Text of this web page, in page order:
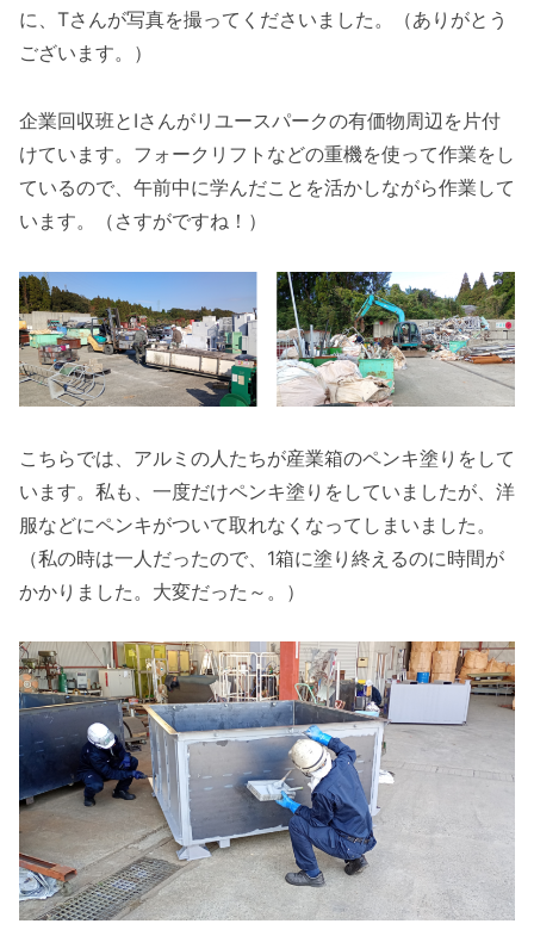
に、Tさんが写真を撮ってくださいました。（ありがとう
ございます。）
企業回収班とIさんがリユースパークの有価物周辺を片付
けています。フォークリフトなどの重機を使って作業をし
ているので、午前中に学んだことを活かしながら作業して
います。（さすがですね！）
こちらでは、アルミの人たちが産業箱のペンキ塗りをして
います。私も、一度だけペンキ塗りをしていましたが、洋
服などにペンキがついて取れなくなってしまいました。
（私の時は一人だったので、1箱に塗り終えるのに時間が
かかりました。大変だった～。）